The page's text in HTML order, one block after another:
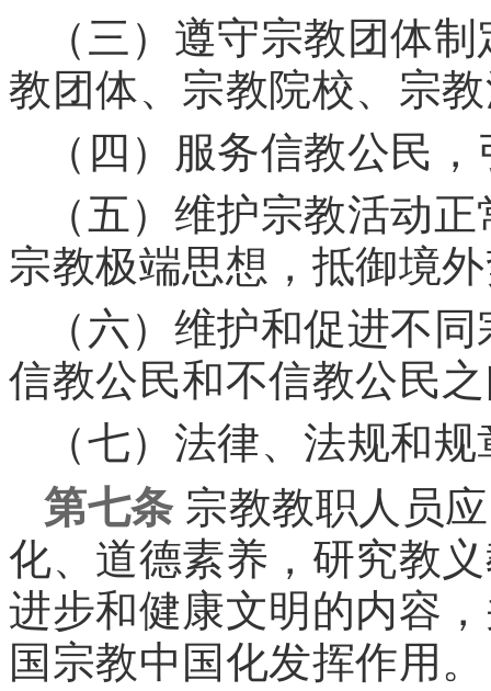
（三）遵守宗教团体
教团体、宗教院校、宗
（四）服务信教公民
（五）维护宗教活动
宗教极端思想，抵御境
（六）维护和促进不
信教公民和不信教公民
（七）法律、法规和
第七条宗教教职人员
化、道德素养，研究教
进步和健康文明的内容
国宗教中国化发挥作用。